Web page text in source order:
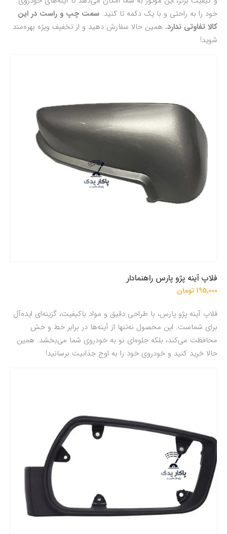
خود را به راحتی و با یک دکمه تا کنید. سمت چپ و راست در این
کالا تفاوتی ندارد. همین حالا سفارش دهید و از تخفیف ویژه بهره‌مند
شوید!
فلاپ آینه پژو پارس راهنمادار
195,000 تومان
فلاپ آینه پژو پارس، با طراحی دقیق و مواد باکیفیت، گزینه‌ای ایده‌آل
برای شماست. این محصول نه‌تنها از آینه‌ها در برابر خط و خش
محافظت می‌کند، بلکه جلوه‌ای نو به خودروی شما می‌بخشد. همین
حالا خرید کنید و خودروی خود را به اوج جذابیت برسانید!